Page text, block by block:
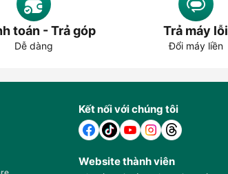
toán - Trả góp
Dễ dàng
Trả máy lỗi
Đổi máy liền
Kết nối với chúng tôi
Website thành viên